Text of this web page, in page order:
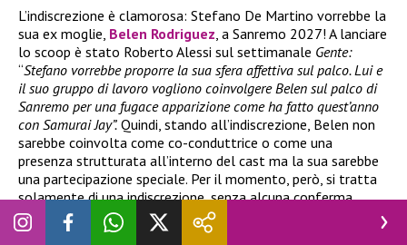
L’indiscrezione è clamorosa: Stefano De Martino vorrebbe la
sua ex moglie, Belen Rodriguez , a Sanremo 2027! A lanciare
lo scoop è stato Roberto Alessi sul settimanale Gente:
“Stefano vorrebbe proporre la sua sfera affettiva sul palco. Lui e
il suo gruppo di lavoro vogliono coinvolgere Belen sul palco di
Sanremo per una fugace apparizione come ha fatto quest’anno
con Samurai Jay”. Quindi, stando all’indiscrezione, Belen non
sarebbe coinvolta come co-conduttrice o come una
presenza strutturata all’interno del cast ma la sua sarebbe
una partecipazione speciale. Per il momento, però, si tratta
solamente di una indiscrezione, senza alcuna conferma.
Staremo a vedere!